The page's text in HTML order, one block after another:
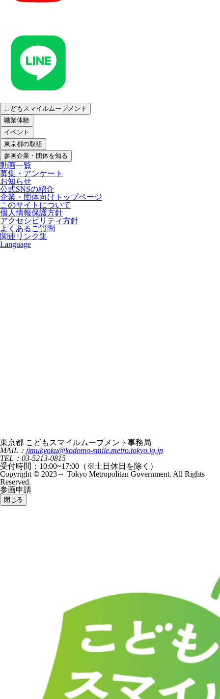
こどもスマイルムーブメント
職業体験
イベント
東京都の取組
参画企業・団体を知る
動画一覧
募集・アンケート
お知らせ
公式SNSの紹介
企業・団体向けトップページ
このサイトについて
個人情報保護方針
アクセシビリティ方針
よくあるご質問
関連リンク集
Language
東京都 こどもスマイルムーブメント事務局
MAIL： jimukyoku@kodomo-smile.metro.tokyo.lg.jp
TEL：03-5213-0815
受付時間：10:00~17:00（※土日休日を除く）
Copyright © 2023～ Tokyo Metropolitan Government. All Rights
Reserved.
参画申請
閉じる